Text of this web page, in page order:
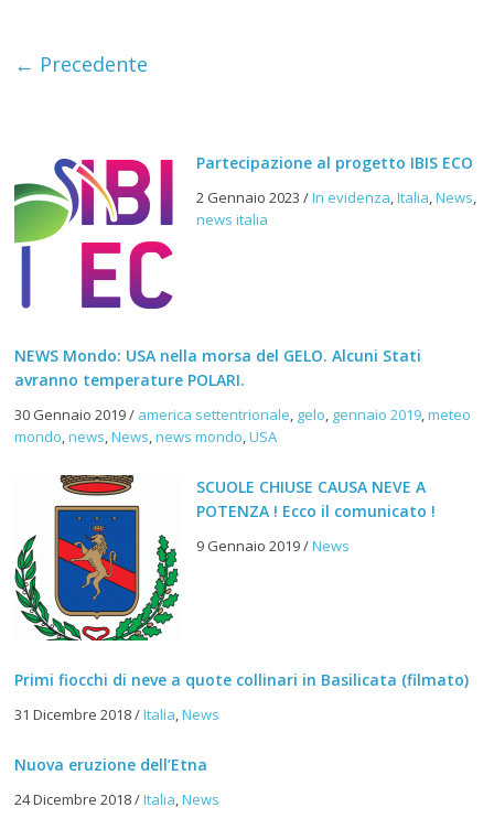
← Precedente
Partecipazione al progetto IBIS ECO
2 Gennaio 2023 /In evidenza,Italia,News,
news italia
NEWS Mondo: USA nella morsa del GELO. Alcuni Stati
avranno temperature POLARI.
30 Gennaio 2019/ america settentrionale, gelo, gennaio 2019,meteo
mondo,news,News,news mondo,USA
SCUOLE CHIUSE CAUSA NEVE A
POTENZA ! Ecco il comunicato !
9 Gennaio 2019/News
Primi fiocchi di neve a quote collinari in Basilicata (filmato)
31 Dicembre 2018/Italia,News
Nuova eruzione dell’Etna
24 Dicembre 2018/Italia,News